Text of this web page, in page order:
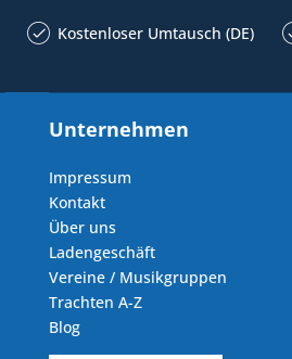
Kostenloser Umtausch (DE)
Unternehmen
Impressum
Kontakt
Über uns
Ladengeschäft
Vereine / Musikgruppen
Trachten A-Z
Blog